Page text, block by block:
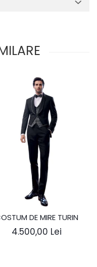
DE MIRE TURIN
4.500,00 Lei